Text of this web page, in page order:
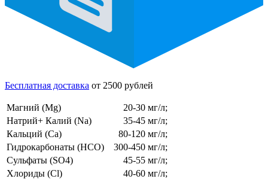
Бесплатная доставка от 2500 рублей
Магний (Mg)
20-30 мг/л;
Натрий+ Калий (Na)
35-45 мг/л;
Кальций (Ca)
80-120 мг/л;
Гидрокарбонаты (HCO)
300-450 мг/л;
Сульфаты (SO4)
45-55 мг/л;
Хлориды (Cl)
40-60 мг/л;